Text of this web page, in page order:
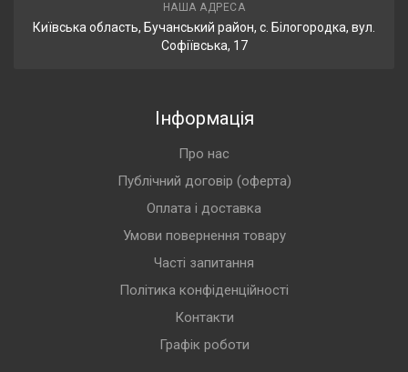
НАША АДРЕСА
Київська область, Бучанський район, с. Білогородка, вул.
Софіївська, 17
Інформація
Про нас
Публічний договір (оферта)
Оплата і доставка
Умови повернення товару
Часті запитання
Політика конфіденційності
Контакти
Графік роботи